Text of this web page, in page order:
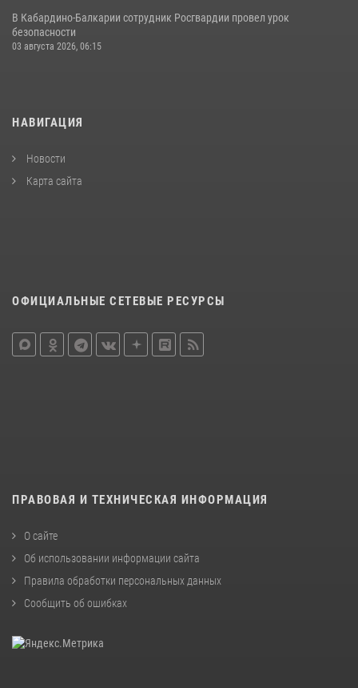
В Кабардино‑Балкарии сотрудник Росгвардии провел урок
безопасности
03 августа 2026, 06:15
НАВИГАЦИЯ
Новости
Карта сайта
ОФИЦИАЛЬНЫЕ СЕТЕВЫЕ РЕСУРСЫ
ПРАВОВАЯ И ТЕХНИЧЕСКАЯ ИНФОРМАЦИЯ
О сайте
Об использовании информации сайта
Правила обработки персональных данных
Сообщить об ошибках